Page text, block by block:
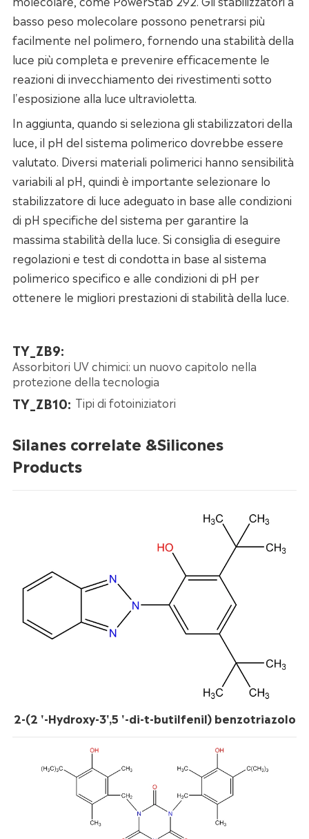
basso peso molecolare possono penetrarsi più
facilmente nel polimero, fornendo una stabilità della
luce più completa e prevenire efficacemente le
reazioni di invecchiamento dei rivestimenti sotto
l'esposizione alla luce ultravioletta.
In aggiunta, quando si seleziona gli stabilizzatori della
luce, il pH del sistema polimerico dovrebbe essere
valutato. Diversi materiali polimerici hanno sensibilità
variabili al pH, quindi è importante selezionare lo
stabilizzatore di luce adeguato in base alle condizioni
di pH specifiche del sistema per garantire la
massima stabilità della luce. Si consiglia di eseguire
regolazioni e test di condotta in base al sistema
polimerico specifico e alle condizioni di pH per
ottenere le migliori prestazioni di stabilità della luce.
TY_ZB9:
Assorbitori UV chimici: un nuovo capitolo nella
protezione della tecnologia
TY_ZB10: Tipi di fotoiniziatori
Silanes correlate &Silicones
Products
2-(2 '-Hydroxy-3',5 '-di-t-butilfenil) benzotriazolo